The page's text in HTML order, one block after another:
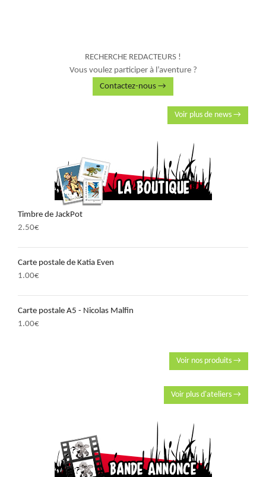
RECHERCHE REDACTEURS !
Vous voulez participer à l’aventure ?
Contactez-nous →
Voir plus de news →
Timbre de JackPot
2.50€
Carte postale de Katia Even
1.00€
Carte postale A5 - Nicolas Malfin
1.00€
Voir nos produits →
Voir plus d'ateliers →